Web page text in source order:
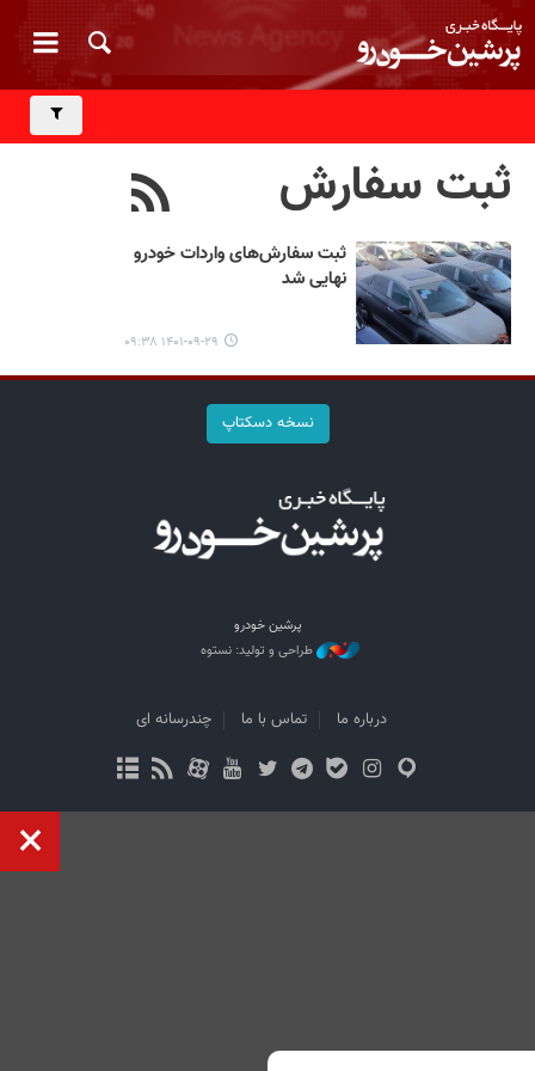
ثبت سفارش
ثبت سفارش‌های واردات خودرو
نهایی شد
۱۴۰۱-۰۹-۲۹ ۰۹:۳۸
نسخه دسکتاپ
پرشین خودرو
طراحی و تولید: نستوه
درباره ما تماس با ما چندرسانه ای